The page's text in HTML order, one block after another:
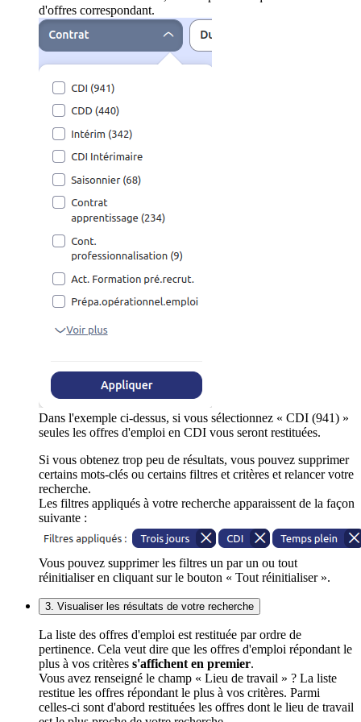
d'offres correspondant.
Dans l'exemple ci-dessus, si vous sélectionnez « CDI (941) »
seules les offres d'emploi en CDI vous seront restituées.
Si vous obtenez trop peu de résultats, vous pouvez supprimer
certains mots-clés ou certains filtres et critères et relancer votre
recherche.
Les filtres appliqués à votre recherche apparaissent de la façon
suivante :
Vous pouvez supprimer les filtres un par un ou tout
réinitialiser en cliquant sur le bouton « Tout réinitialiser ».
3. Visualiser les résultats de votre recherche
La liste des offres d'emploi est restituée par ordre de
pertinence. Cela veut dire que les offres d'emploi répondant le
plus à vos critères s'affichent en premier.
Vous avez renseigné le champ « Lieu de travail » ? La liste
restitue les offres répondant le plus à vos critères. Parmi
celles-ci sont d'abord restituées les offres dont le lieu de travail